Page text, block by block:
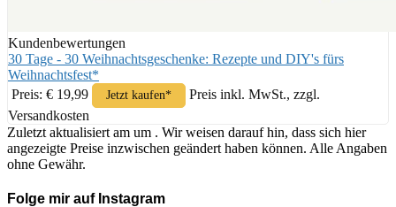
Kundenbewertungen
30 Tage - 30 Weihnachtsgeschenke: Rezepte und DIY's fürs
Weihnachtsfest*
Preis: € 19,99
Jetzt kaufen*
Preis inkl. MwSt., zzgl.
Versandkosten
Zuletzt aktualisiert am um . Wir weisen darauf hin, dass sich hier
angezeigte Preise inzwischen geändert haben können. Alle Angaben
ohne Gewähr.
Folge mir auf Instagram